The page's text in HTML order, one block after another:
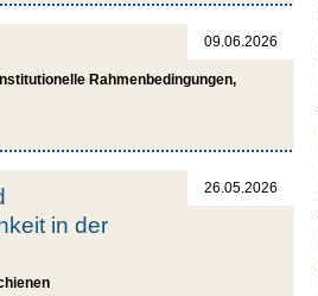
09.06.2026
Rahmenbedingungen,
26.05.2026
in der